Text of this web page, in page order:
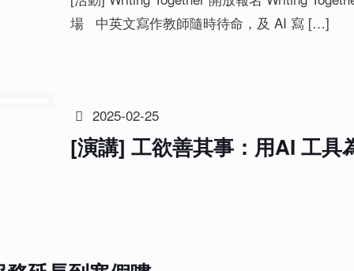
場 中英文寫作教師隨時待命，及 AI 寫 […]
2025-02-25
[演講] 工欲善其事：用AI 工具